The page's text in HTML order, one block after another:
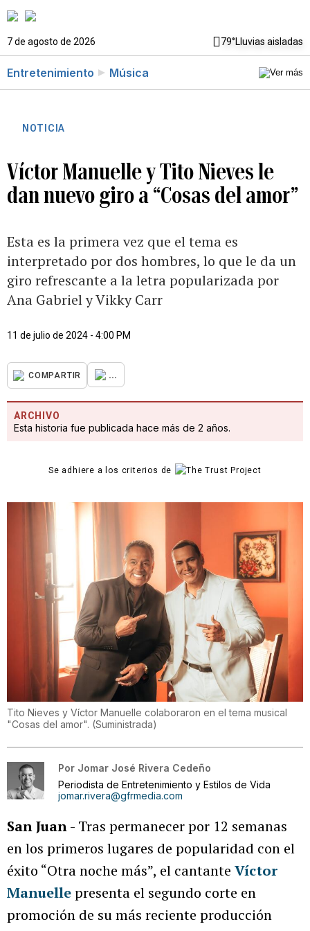
7 de agosto de 2026 79°Lluvias aisladas
Entretenimiento Música
NOTICIA
Víctor Manuelle y Tito Nieves le
dan nuevo giro a “Cosas del amor”
Esta es la primera vez que el tema es
interpretado por dos hombres, lo que le da un
giro refrescante a la letra popularizada por
Ana Gabriel y Vikky Carr
11 de julio de 2024 - 4:00 PM
COMPARTIR ...
ARCHIVO
Esta historia fue publicada hace más de 2 años.
Se adhiere a los criterios de
Tito Nieves y Víctor Manuelle colaboraron en el tema musical
"Cosas del amor". (Suministrada)
Por Jomar José Rivera Cedeño
Periodista de Entretenimiento y Estilos de Vida
jomar.rivera@gfrmedia.com
San Juan- Tras permanecer por 12 semanas
en los primeros lugares de popularidad con el
éxito “Otra noche más”, el cantante Víctor
Manuellepresenta el segundo corte en
promoción de su más reciente producción